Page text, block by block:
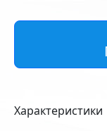
Характеристики